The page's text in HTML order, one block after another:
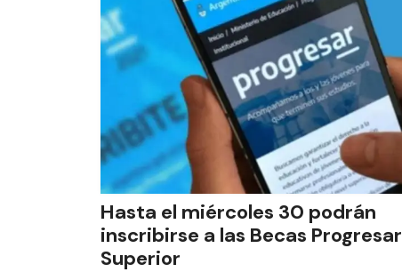
Hasta el miércoles 30 podrán
inscribirse a las Becas Progresar
Superior